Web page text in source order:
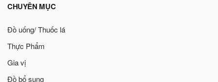
CHUYÊN MỤC
Đồ uống/ Thuốc lá
Thực Phẩm
Gia vị
Đồ bổ sung